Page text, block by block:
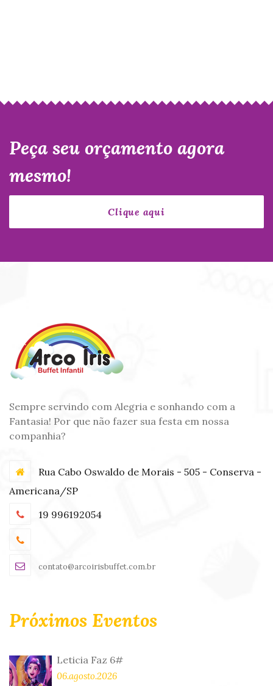
Peça seu orçamento agora
mesmo!
Sempre servindo com Alegria e sonhando com a
Fantasia! Por que não fazer sua festa em nossa
companhia?
Rua Cabo Oswaldo de Morais - 505 - Conserva -
Americana/SP
19 996192054
contato@arcoirisbuffet.com.br
Próximos Eventos
Leticia Faz 6#
06.agosto.2026